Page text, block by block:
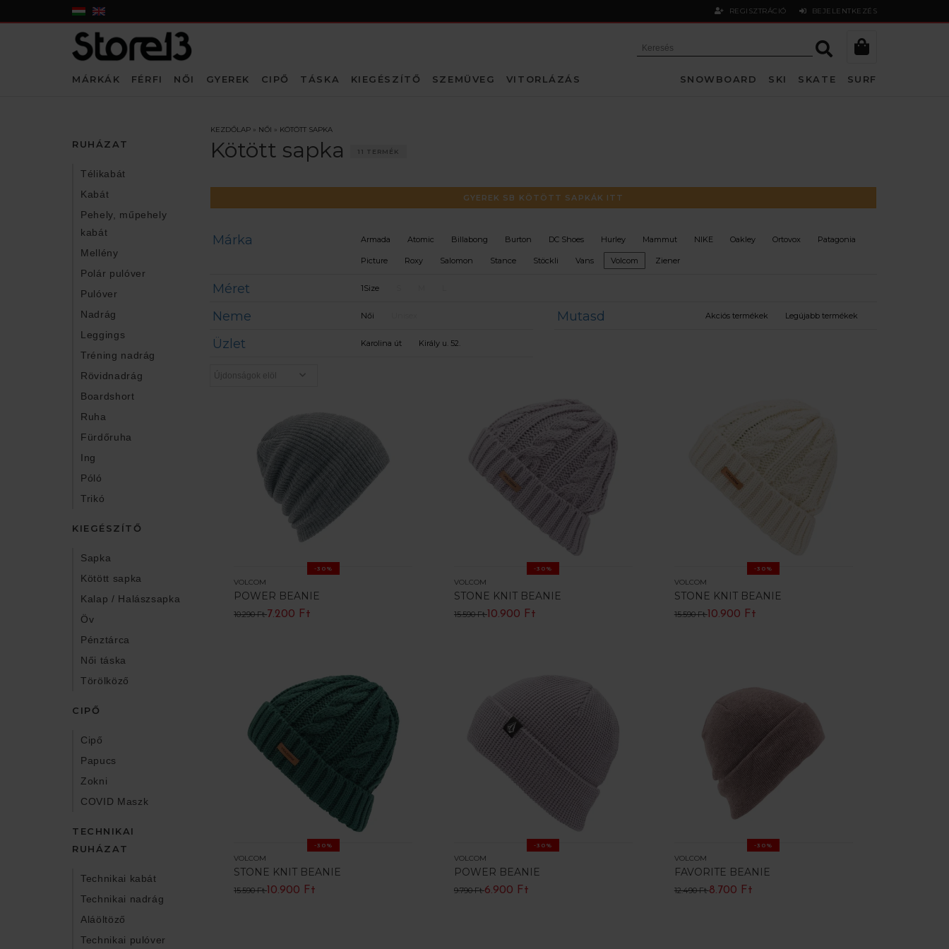
REGISZTRÁCIÓ BEJELENTKEZÉS
MÁRKÁK FÉRFI NŐI GYEREK CIPŐ TÁSKA KIEGÉSZÍTŐ SZEMÜVEG VITORLÁZÁS SNOWBOARD SKI SKATE SURF
RUHÁZAT
Télikabát
Kabát
Pehely, műpehely
kabát
Mellény
Polár pulóver
Pulóver
Nadrág
Leggings
Tréning nadrág
Rövidnadrág
Boardshort
Ruha
Fürdőruha
Ing
Póló
Trikó
KIEGÉSZÍTŐ
Sapka
Kötött sapka
Kalap / Halászsapka
Öv
Pénztárca
Női táska
Törölköző
CIPŐ
Cipő
Papucs
Zokni
COVID Maszk
TECHNIKAI
RUHÁZAT
Technikai kabát
Technikai nadrág
Aláöltöző
Technikai pulóver
KEZDŐLAP » NŐI » KÖTÖTT SAPKA
Kötött sapka 11 TERMÉK
GYEREK SB KÖTÖTT SAPKÁK ITT
Márka Armada Atomic Billabong Burton DC Shoes Hurley Mammut NIKE Oakley Ortovox Patagonia
Picture Roxy Salomon Stance Stöckli Vans Volcom Ziener
Méret 1Size
Neme Női Mutasd Akciós termékek Legújabb termékek
Üzlet Karolina út Király u. 52.
-30%
VOLCOM
POWER BEANIE
10.290 Ft7.200 Ft
-30%
VOLCOM
STONE KNIT BEANIE
15.590 Ft10.900 Ft
-30%
VOLCOM
STONE KNIT BEANIE
15.590 Ft10.900 Ft
-30%
VOLCOM
STONE KNIT BEANIE
15.590 Ft10.900 Ft
-30%
VOLCOM
POWER BEANIE
9.790 Ft6.900 Ft
-30%
VOLCOM
FAVORITE BEANIE
12.490 Ft8.700 Ft